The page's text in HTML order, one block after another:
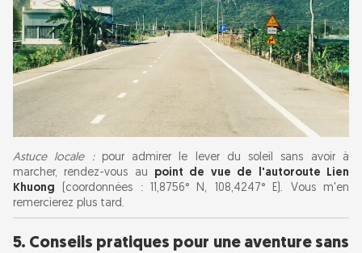
Astuce locale :pour admirer le lever du soleil sans avoir à
marcher, rendez-vous au point de vue de l'autoroute Lien
Khuong (coordonnées : 11,8756° N, 108,4247° E). Vous m'en
remercierez plus tard.
5. Conseils pratiques pour une aventure sans